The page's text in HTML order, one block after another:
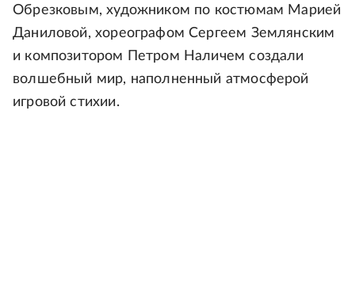
Обрезковым, художником по костюмам Марией
Даниловой, хореографом Сергеем Землянским
и композитором Петром Наличем создали
волшебный мир, наполненный атмосферой
игровой стихии.